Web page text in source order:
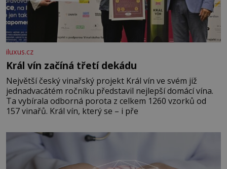
iluxus.cz
Král vín začíná třetí dekádu
Největší český vinařský projekt Král vín ve svém již
jednadvacátém ročníku představil nejlepší domácí vína.
Ta vybírala odborná porota z celkem 1260 vzorků od
157 vinařů. Král vín, který se – i pře